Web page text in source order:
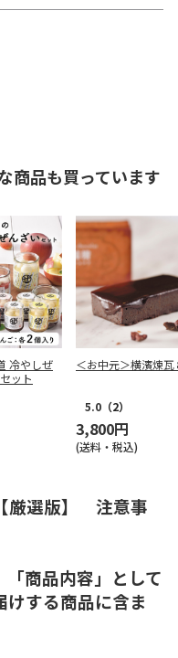
商品も買っています
冷やしぜ
ット
＜お中元＞横濱煉瓦
5.0 （2）
3,800円
(送料・税込)
厳選版】 注意事
商品内容」として
する商品に含ま